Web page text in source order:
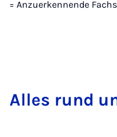
= Anzuerkennende
Al­les rund